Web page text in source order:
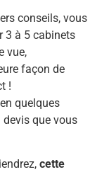
conseils, vous
3 à 5 cabinets
vue,
façon de
!
quelques
devis que vous
cette